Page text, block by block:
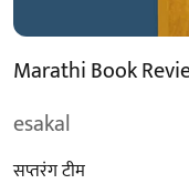
Marathi Book
esakal
सप्तरंग टीम